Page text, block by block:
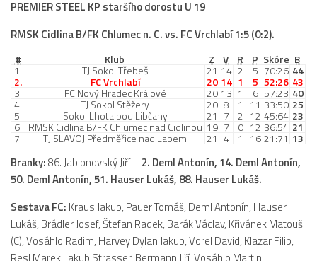
Hráči
Realizační tým
St. žáci
Zápasy SŽ 2025/26
Hráči
Zápasy
Hráči
Realizační tým
PREMIER STEEL KP staršího dorostu U 19
RMSK Cidlina B/FK Chlumec n. C. vs. FC Vrchlabí 1:5 (0:2).
# Klub Z V R P Skóre B
1. TJ Sokol Třebeš 21 14 2 5 70:26 44
2. FC Vrchlabí 20 14 1 5 52:26 43
3. FC Nový Hradec Králové 20 13 1 6 57:23 40
4. TJ Sokol Stěžery 20 8 1 11 33:50 25
5. Sokol Lhota pod Libčany 21 7 2 12 45:64 23
6. RMSK Cidlina B/FK Chlumec nad Cidlinou 19 7 0 12 36:54 21
7. TJ SLAVOJ Předměřice nad Labem 21 4 1 1621:71 13
Branky:86. Jablonovský Jiří – 2. Deml Antonín, 14. Deml Antonín,
50. Deml Antonín, 51. Hauser Lukáš, 88. Hauser Lukáš.
Sestava FC: Kraus Jakub, Pauer Tomáš, Deml Antonín, Hauser
Lukáš, Brádler Josef, Štefan Radek, Barák Václav, Křivánek Matouš
(C), Vosáhlo Radim, Harvey Dylan Jakub, Vorel David, Klazar Filip,